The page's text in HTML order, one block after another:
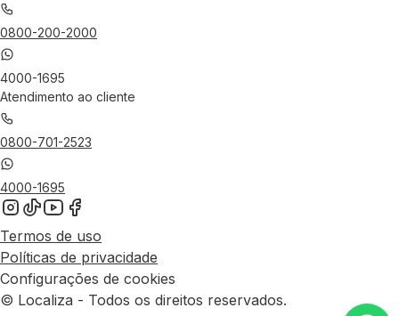
0800-200-2000
4000-1695
Atendimento ao cliente
0800-701-2523
4000-1695
Termos de uso
Políticas de privacidade
Configurações de cookies
© Localiza - Todos os direitos reservados.